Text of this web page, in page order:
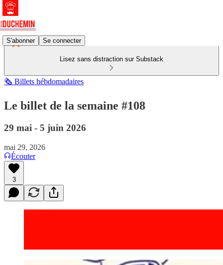
S'abonner Se connecter
Lisez sans distraction sur Substack
🗞️ Billets hébdomadaires
Le billet de la semaine #108
29 mai - 5 juin 2026
mai 29, 2026
Écouter
3